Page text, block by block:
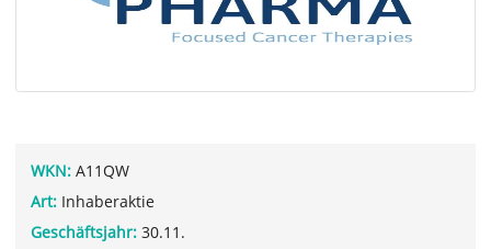
WKN: A11QW
Art: Inhaberaktie
Geschäftsjahr: 30.11.